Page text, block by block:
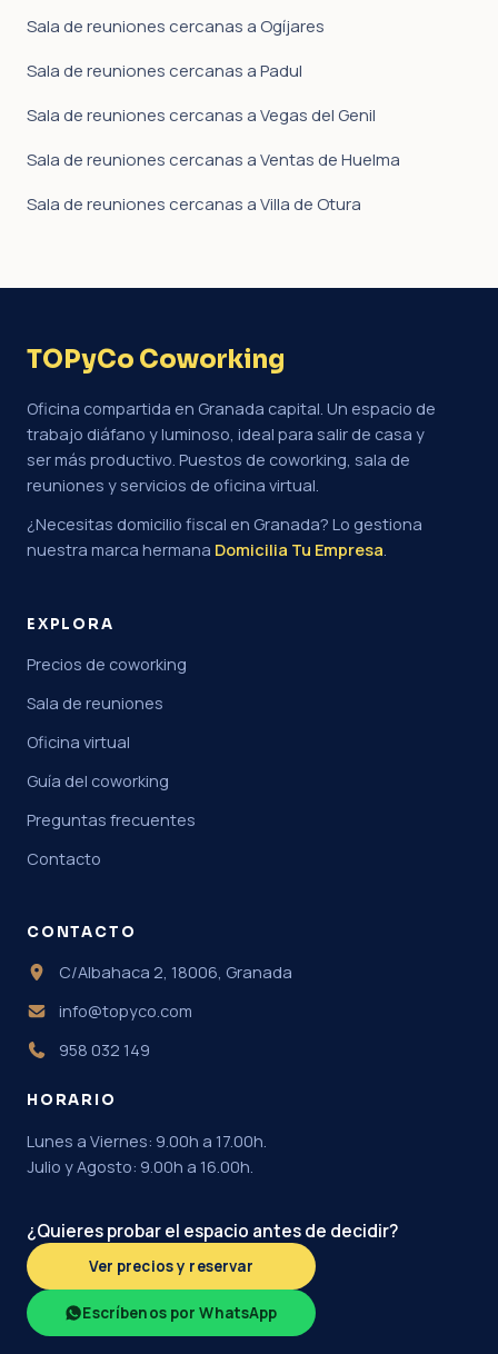
Sala de reuniones cercanas a Ogíjares
Sala de reuniones cercanas a Padul
Sala de reuniones cercanas a Vegas del Genil
Sala de reuniones cercanas a Ventas de Huelma
Sala de reuniones cercanas a Villa de Otura
TOPyCo Coworking
Oficina compartida en Granada capital. Un espacio de
trabajo diáfano y luminoso, ideal para salir de casa y
ser más productivo. Puestos de coworking, sala de
reuniones y servicios de oficina virtual.
¿Necesitas domicilio fiscal en Granada? Lo gestiona
nuestra marca hermana Domicilia Tu Empresa.
EXPLORA
Precios de coworking
Sala de reuniones
Oficina virtual
Guía del coworking
Preguntas frecuentes
Contacto
CONTACTO
C/Albahaca 2, 18006, Granada
info@topyco.com
958 032 149
HORARIO
Lunes a Viernes: 9.00h a 17.00h.
Julio y Agosto: 9.00h a 16.00h.
¿Quieres probar el espacio antes de decidir?
Ver precios y reservar
Escríbenos por WhatsApp